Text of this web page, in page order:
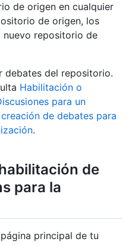
de origen en cualquier
de origen, los
nuevo repositorio de
debates del repositorio.
Habilitación o
para un
de debates para
.
de
para la
principal de tu